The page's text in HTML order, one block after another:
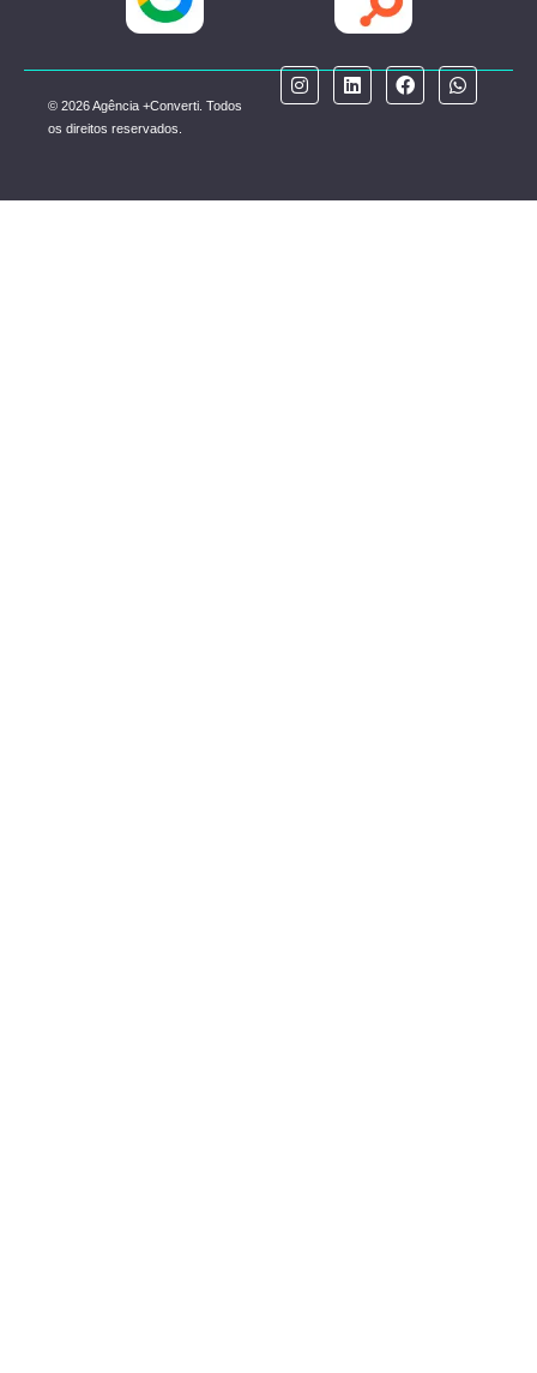
© 2026 Agência +Converti. Todos
os direitos reservados.